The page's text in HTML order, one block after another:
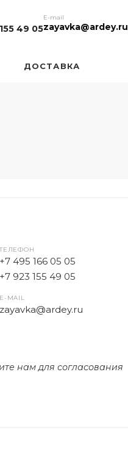
49 05
E-mail
zayavka@ardey.ru
ДОСТАВКА
ТЕЛЕФОН
+7 495 166 05 05
+7 923 155 49 05
E-MAIL
zayavka@ardey.ru
нам для согласования